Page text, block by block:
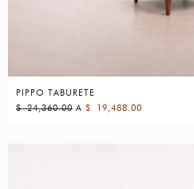
PIPPO TABURETE
$24,360.00 A $ 19,488.00